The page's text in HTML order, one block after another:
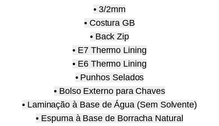
• 3/2mm
• Costura GB
• Back Zip
• E7 Thermo Lining
• E6 Thermo Lining
• Punhos Selados
• Bolso Externo para Chaves
• Laminação à Base de Água (Sem Solvente)
• Espuma à Base de Borracha Natural